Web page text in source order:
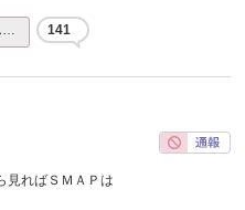
141
見ればＳＭＡＰは